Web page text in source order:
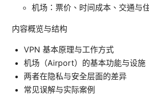
机场：票价、时间成本、交通与
内容概览与结构
VPN 基本原理与工作方式
机场（Airport）的基本功能与设施
两者在隐私与安全层面的差异
常见误解与实际案例